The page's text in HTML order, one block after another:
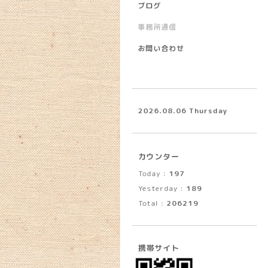
ブログ
事務所通信
お問い合わせ
2026.08.06 Thursday
カウンター
Today : 197
Yesterday : 189
Total : 206219
携帯サイト